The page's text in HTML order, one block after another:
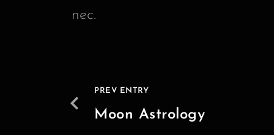
nec.
PREV ENTRY
Moon Astrology